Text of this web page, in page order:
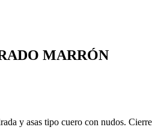
MARRÓN
y asas tipo cuero con nudos. Cierre